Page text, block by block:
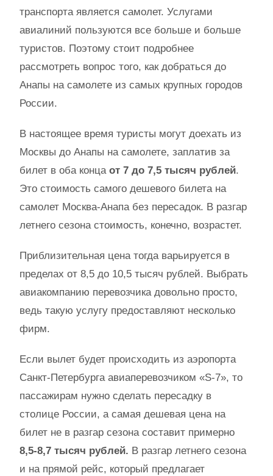
транспорта является самолет. Услугами
авиалиний пользуются все больше и больше
туристов. Поэтому стоит подробнее
рассмотреть вопрос того, как добраться до
Анапы на самолете из самых крупных городов
России.
В настоящее время туристы могут доехать из
Москвы до Анапы на самолете, заплатив за
билет в оба конца от 7 до 7,5 тысяч рублей.
Это стоимость самого дешевого билета на
самолет Москва-Анапа без пересадок. В разгар
летнего сезона стоимость, конечно, возрастет.
Приблизительная цена тогда варьируется в
пределах от 8,5 до 10,5 тысяч рублей. Выбрать
авиакомпанию перевозчика довольно просто,
ведь такую услугу предоставляют несколько
фирм.
Если вылет будет происходить из аэропорта
Санкт-Петербурга авиаперевозчиком «S-7», то
пассажирам нужно сделать пересадку в
столице России, а самая дешевая цена на
билет не в разгар сезона составит примерно
8,5-8,7 тысяч рублей. В разгар летнего сезона
и на прямой рейс, который предлагает